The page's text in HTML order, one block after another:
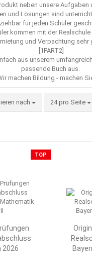
neben unsere Aufgaben
und Lösungen sind
für jeden Schüler
kommen mit der
und Verpachtung sehr
[1PART2]
aus unserem
passende Buch aus.
machen Bildung - machen
nach
nach 24 pro Seite
pro Seite
TOP
2026